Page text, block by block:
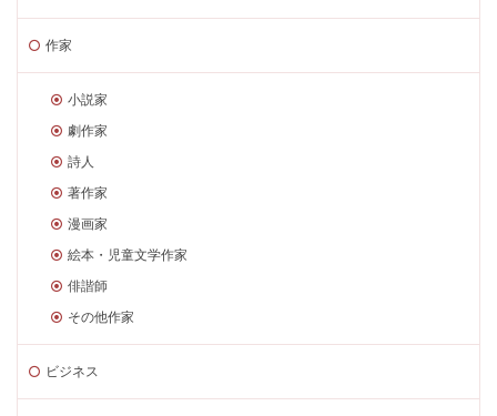
作家
小説家
劇作家
詩人
著作家
漫画家
絵本・児童文学作家
俳諧師
その他作家
ビジネス